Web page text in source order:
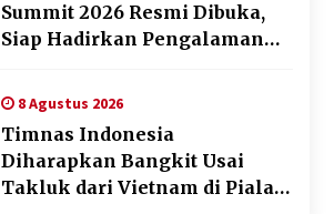
Summit 2026 Resmi Dibuka,
Siap Hadirkan Pengalaman
8 Agustus 2026
Timnas Indonesia
Diharapkan Bangkit Usai
Takluk dari Vietnam di Piala